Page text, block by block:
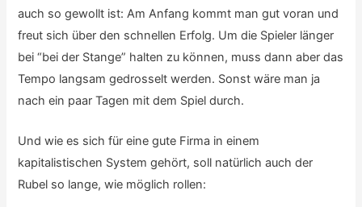
auch so gewollt ist: Am Anfang kommt man gut voran und
freut sich über den schnellen Erfolg. Um die Spieler länger
bei “bei der Stange” halten zu können, muss dann aber das
Tempo langsam gedrosselt werden. Sonst wäre man ja
nach ein paar Tagen mit dem Spiel durch.
Und wie es sich für eine gute Firma in einem
kapitalistischen System gehört, soll natürlich auch der
Rubel so lange, wie möglich rollen: